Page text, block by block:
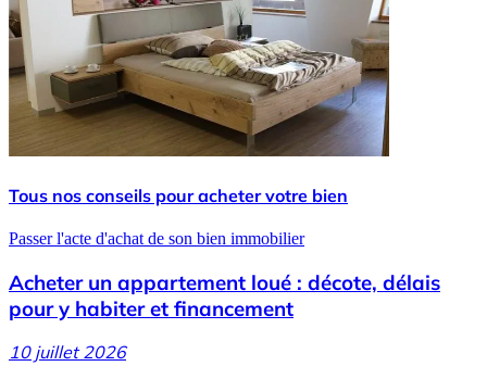
Tous nos conseils pour acheter votre bien
Passer l'acte d'achat de son bien immobilier
Acheter un appartement loué : décote, délais
pour y habiter et financement
10 juillet 2026